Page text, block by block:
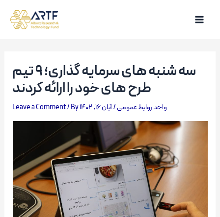
سه‌ شنبه‌ های سرمایه‌ گذاری؛ 9 تیم
طرح‌ های خود را ارائه کردند
Leave a Comment/ By واحد روابط عمومی/آبان 16, 1402